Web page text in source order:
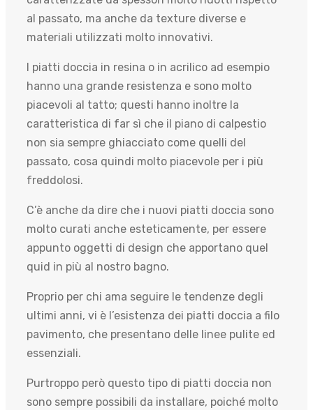
al passato, ma anche da texture diverse e
materiali utilizzati molto innovativi.
I piatti doccia in resina o in acrilico ad esempio
hanno una grande resistenza e sono molto
piacevoli al tatto; questi hanno inoltre la
caratteristica di far sì che il piano di calpestio
non sia sempre ghiacciato come quelli del
passato, cosa quindi molto piacevole per i più
freddolosi.
C’è anche da dire che i nuovi piatti doccia sono
molto curati anche esteticamente, per essere
appunto oggetti di design che apportano quel
quid in più al nostro bagno.
Proprio per chi ama seguire le tendenze degli
ultimi anni, vi è l’esistenza dei piatti doccia a filo
pavimento, che presentano delle linee pulite ed
essenziali.
Purtroppo però questo tipo di piatti doccia non
sono sempre possibili da installare, poiché molto